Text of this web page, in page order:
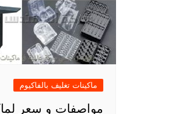
ماكينات تغليف بالفاكيوم
مواصفات و سعر